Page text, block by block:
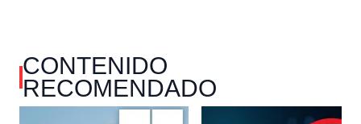
CONTENIDO
RECOMENDADO